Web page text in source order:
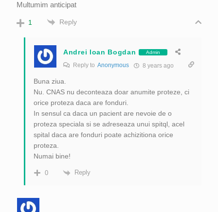
Multumim anticipat
1 Reply
Andrei Ioan Bogdan Admin
Reply to Anonymous 8 years ago
Buna ziua.
Nu. CNAS nu deconteaza doar anumite proteze, ci
orice proteza daca are fonduri.
In sensul ca daca un pacient are nevoie de o
proteza speciala si se adreseaza unui spitql, acel
spital daca are fonduri poate achizitiona orice
proteza.
Numai bine!
0 Reply